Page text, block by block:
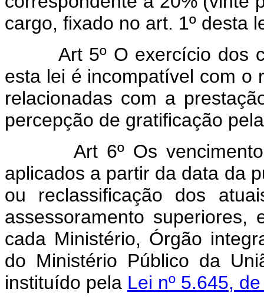
cargo, fixado no art. 1º desta
Art 5º O exercício dos
esta lei é incompatível com o
relacionadas com a
percepção de gratificação
Art 6º Os
aplicados a partir da data da
ou reclassificação dos
assessoramento superiores,
cada Ministério, Órgão
do Ministério Público da
instituído pela Lei nº 5.645,